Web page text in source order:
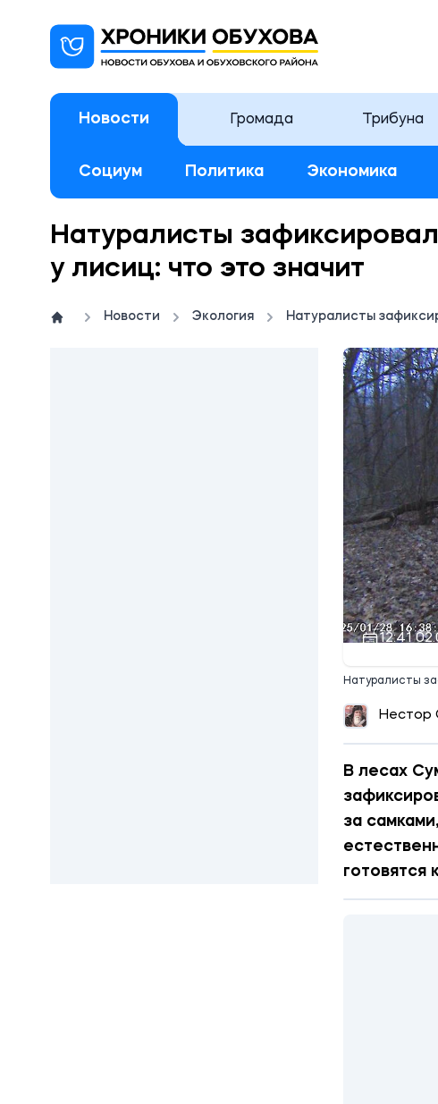
Новости Громада Трибуна
Социум Политика Экономика
Натуралисты
у лисиц: что это значит
Новости Экология Натуралисты
12:41
Натуралисты
Нестор
В лесах
за
готовятся